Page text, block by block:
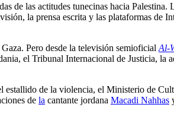
de las actitudes tunecinas hacia
la prensa escrita y las plataformas
Pero desde la televisión semioficial Al-
el Tribunal Internacional de Justicia,
estallido de la violencia, el Ministerio de
de la cantante jordana Macadi Nahhas